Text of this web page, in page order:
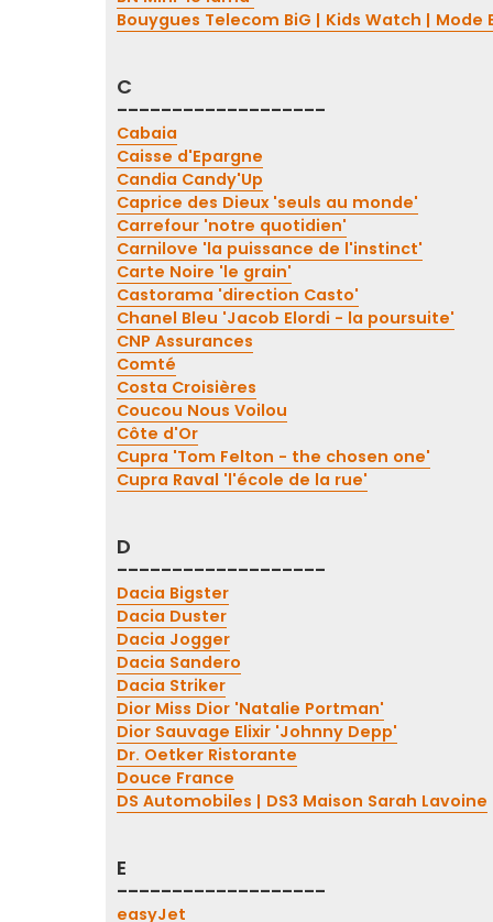
Bouygues Telecom BiG | Kids Watch | Mode
C
-------------------
Cabaia
Caisse d'Epargne
Candia Candy'Up
Caprice des Dieux 'seuls au monde'
Carrefour 'notre quotidien'
Carnilove 'la puissance de l'instinct'
Carte Noire 'le grain'
Castorama 'direction Casto'
Chanel Bleu 'Jacob Elordi - la poursuite'
CNP Assurances
Comté
Costa Croisières
Coucou Nous Voilou
Côte d'Or
Cupra 'Tom Felton - the chosen one'
Cupra Raval 'l'école de la rue'
D
-------------------
Dacia Bigster
Dacia Duster
Dacia Jogger
Dacia Sandero
Dacia Striker
Dior Miss Dior 'Natalie Portman'
Dior Sauvage Elixir 'Johnny Depp'
Dr. Oetker Ristorante
Douce France
DS Automobiles | DS3 Maison Sarah Lavoine
E
-------------------
easyJet